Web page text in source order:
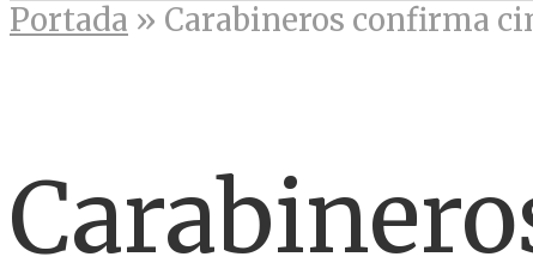
Portada » Carabineros confirma